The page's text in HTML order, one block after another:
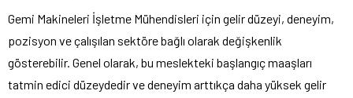
Gemi Makineleri İşletme Mühendisleri için gelir düzeyi, deneyim,
pozisyon ve çalışılan sektöre bağlı olarak değişkenlik
gösterebilir. Genel olarak, bu meslekteki başlangıç ​​maaşları
tatmin edici düzeydedir ve deneyim arttıkça daha yüksek gelir